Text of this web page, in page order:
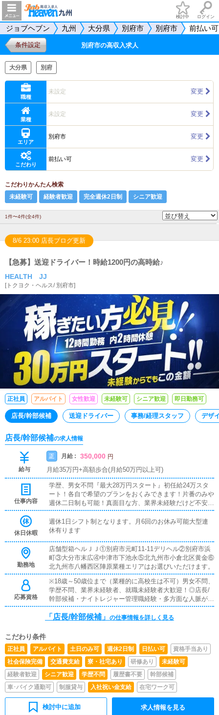
検討中 ログイン
ジョブヘブン 九州 大分県 別府市 別府市 前払い可
条件設定 別府市の高収入求人
大分県 別府
職種
未設定 変更
業種
未設定 変更
エリア
別府市 変更
こだわり
前払い可 変更
こだわりかんたん検索
未経験可
経験者歓迎 完全週休2日制 シニア歓迎
1件〜4件(全4件)
8/6 23:00 店長ブログ更新
【急募】送迎ドライバー！時給1200円の高時給♪
HEALTH JJ
[トクヨク・ヘルス/ 別府市]
正社員 アルバイト 女性歓迎 未経験可 シニア歓迎 即日勤務可
店長/幹部候補 送迎ドライバー 事務/経理スタッフ デザ
店長/幹部候補の求人情報
給与
正 月給 : 350,000 円
月給35万円+高額歩合(月給50万円以上可)
仕事内容
学歴、男女不問『最大28万円スタート』初任給24万スタ
ート！各自で希望のプランをおくみできます！片番のみや
週休二日制も可能！真面目な方、業界未経験だけど不安だ
と思っているあなた！アットホームなJJで一緒にお仕事
してみませんか？また「レジャー産業のノウハウを学びた
い！」「独立願望がある！」「大きな夢がある！」「自分
おります！是非、当店で学びながら仕事をし、貴方の夢を
叶えて下さい！！【女性スタッフ特別募集中！】元キャス
トの方や業界経験者で、事務作業などにご興味のある方は
高待遇でお待ちしております！！≪店長・幹部候補/店舗
スタッフ≫営業状況の分析・改善・スタッフ・コンパニ
オンへの指導など店舗経営の方向性の決定に深く関わる重
要ポストです。やる気と責任感を持った方を募集していま
す。
休日休暇
週休1日シフト制となります。月6回のお休み可能大型連
休有ります
勤務地
店舗型箱ヘルＪＪ①別府市元町11-11デリヘル②別府市浜
町③大分市末広④中津市下池永⑤北九州市小倉北区黄金⑥
北九州市八幡西区陣原業種エリアはお選びいただけます。
応募資格
※18歳～50歳位まで（業種的に高校生は不可）男女不問、
学歴不問、業界未経験者、就職未経験者大歓迎！◎店長/
幹部候補・ナイトレジャー管理職経験・多方面な人脈があ
る・女性管理スキル ・学歴・年齢不問◎店舗スタッフ・
学歴・年齢不問・接客経験があれば◎・やる気のある方や
作実績のわかるものをご持参ください。※インターネット
関連の知識と技術のある経験者優遇◎ドライバー・学歴・
年齢不問・普通運転免許を取得して2年以上経過している
方※任意保険等の加入済みの自家用車の持込みが出来る
方。自家用車をお持ちでない方も歓迎です。がんばり次第
で年収1000万円以上が可能です(現在数名が達成中・未経
験から入社の方もおられます）身分証必須・本籍地記載の
住民票＋運転免許証またはパスポートまたは住民基本台帳
「店長/幹部候補」 の仕事情報を詳しく見る
こだわり条件
正社員 アルバイト 土日のみ可 週休2日制 日払い可
資格手当あり
社会保険完備
交通費支給 寮・社宅あり 研修あり
未経験可
経験者歓迎
シニア歓迎 学歴不問 履歴書不要
幹部候補
車･バイク通勤可
制服貸与 入社祝い金支給 在宅ワーク可
検討中に追加 求人情報を見る